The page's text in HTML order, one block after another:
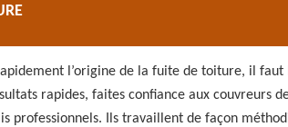
l’origine de la fuite de toiture, il faut
rapides, faites confiance aux couvreurs
professionnels. Ils travaillent de façon